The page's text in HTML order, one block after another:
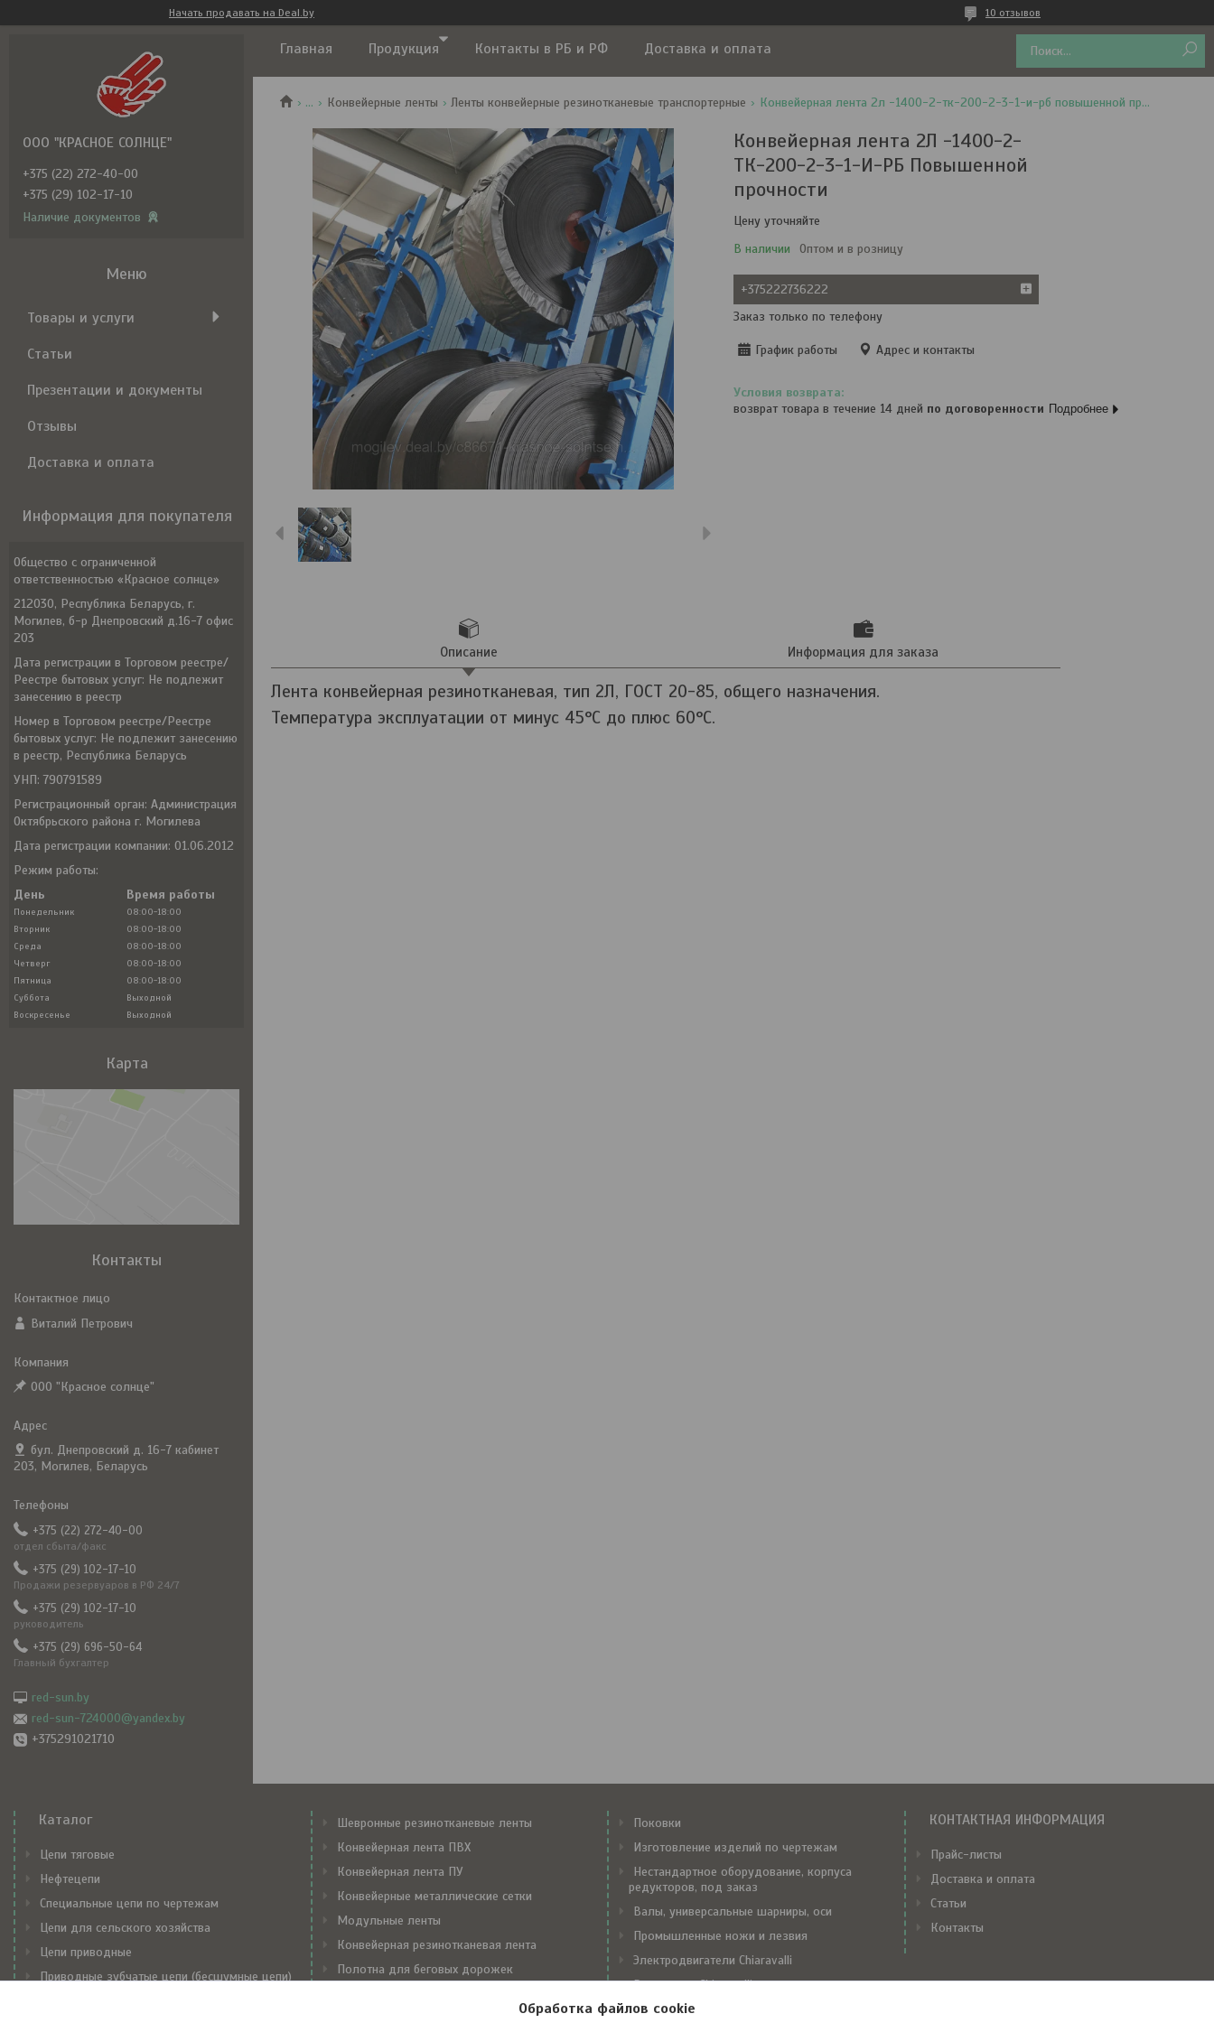
Начать продавать на Deal.by 10 отзывов
Главная Продукция Контакты в РБ и РФ Доставка и оплата
... Конвейерные ленты Ленты конвейерные резинотканевые транспортерные Конвейерная лента 2л -1400-2-тк-200-2-3-1-и-рб повышенной прочности
Конвейерная лента 2Л -1400-2-
ТК-200-2-3-1-И-РБ Повышенной
прочности
Цену уточняйте
В наличии
Оптом и в розницу
+375222736222
Заказ только по телефону
График работы Адрес и контакты
возврат товара в течение 14 дней по договоренности Подробнее
Описание Информация для заказа
Лента конвейерная резинотканевая, тип 2Л, ГОСТ 20-85, общего назначения.
Температура эксплуатации от минус 45°С до плюс 60°С.
ООО "КРАСНОЕ СОЛНЦЕ"
+375 (22) 272-40-00
+375 (29) 102-17-10
Наличие документов
Товары и услуги
Статьи
Презентации и документы
Отзывы
Доставка и оплата
Информация для покупателя
Общество с ограниченной
ответственностью «Красное солнце»
212030, Республика Беларусь, г.
Могилев, б-р Днепровский д.16-7 офис
203
Дата регистрации в Торговом реестре/
Реестре бытовых услуг: Не подлежит
занесению в реестр
Номер в Торговом реестре/Реестре
бытовых услуг: Не подлежит занесению
в реестр, Республика Беларусь
УНП: 790791589
Регистрационный орган: Администрация
Октябрьского района г. Могилева
Дата регистрации компании: 01.06.2012
Режим работы:
День
Время работы
Понедельник
08:00-18:00
Вторник
08:00-18:00
Среда
08:00-18:00
Четверг
08:00-18:00
Пятница
08:00-18:00
Суббота
Выходной
Воскресенье
Выходной
Карта
Контакты
Виталий Петрович
ООО "Красное солнце"
бул. Днепровский д. 16-7 кабинет
203, Могилев, Беларусь
+375 (22) 272-40-00
отдел сбыта/факс
+375 (29) 102-17-10
Продажи резервуаров в РФ 24/7
+375 (29) 102-17-10
руководитель
+375 (29) 696-50-64
Главный бухгалтер
red-sun.by
red-sun-724000@yandex.by
+375291021710
Каталог
Цепи тяговые
Нефтецепи
Специальные цепи по чертежам
Цепи для сельского хозяйства
Цепи приводные
Приводные зубчатые цепи (бесшумные цепи)
Шевронные резинотканевые ленты
Конвейерная лента ПВХ
Конвейерная лента ПУ
Конвейерные металлические сетки
Модульные ленты
Конвейерная резинотканевая лента
Полотна для беговых дорожек
Поковки
Изготовление изделий по чертежам
Нестандартное оборудование, корпуса
редукторов, под заказ
Валы, универсальные шарниры, оси
Промышленные ножи и лезвия
Электродвигатели Chiaravalli
Редукторы Chiaravalli
Вариаторы Chiaravalli
КОНТАКТНАЯ ИНФОРМАЦИЯ
Прайс-листы
Доставка и оплата
Статьи
Контакты
Обработка файлов cookie